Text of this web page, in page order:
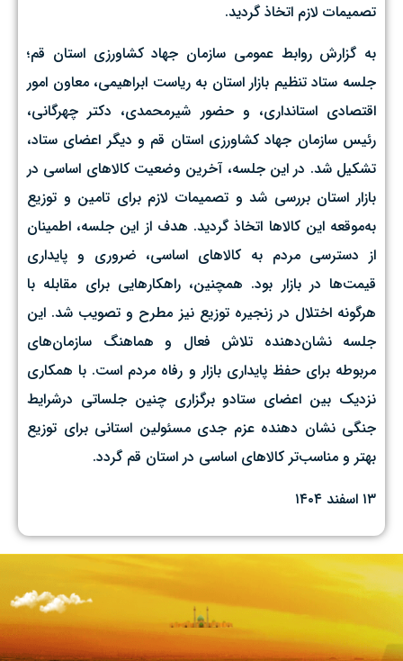
تصمیمات لازم اتخاذ گردید.
به گزارش روابط عمومی سازمان جهاد کشاورزی استان قم؛
جلسه ستاد تنظیم بازار استان به ریاست ابراهیمی، معاون امور
اقتصادی استانداری، و حضور شیرمحمدی، دکتر چهرگانی،
رئیس سازمان جهاد کشاورزی استان قم و دیگر اعضای ستاد،
تشکیل شد. در این جلسه، آخرین وضعیت کالاهای اساسی در
بازار استان بررسی شد و تصمیمات لازم برای تامین و توزیع
به‌موقعه این کالاها اتخاذ گردید. هدف از این جلسه، اطمینان
از دسترسی مردم به کالاهای اساسی، ضروری و پایداری
قیمت‌ها در بازار بود. همچنین، راهکارهایی برای مقابله با
هرگونه اختلال در زنجیره توزیع نیز مطرح و تصویب شد. این
جلسه نشان‌دهنده تلاش فعال و هماهنگ سازمان‌های
مربوطه برای حفظ پایداری بازار و رفاه مردم است. با همکاری
نزدیک بین اعضای ستادو برگزاری چنین جلساتی درشرایط
جنگی نشان دهنده عزم جدی مسئولین استانی برای توزیع
بهتر و مناسب‌تر کالاهای اساسی در استان قم گردد.
۱۳ اسفند ۱۴۰۴